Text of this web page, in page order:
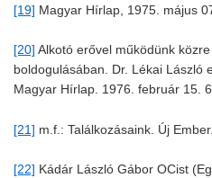
[19] Magyar Hírlap, 1975. május
[20] Alkotó erővel működünk
boldogulásában. Dr. Lékai László
Magyar Hírlap. 1976. február 15.
[21] m.f.: Találkozásaink. Új
[22] Kádár László Gábor OCist